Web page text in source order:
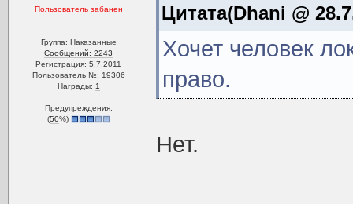
Пользователь забанен
Группа: Наказанные
Сообщений: 2243
Регистрация: 5.7.2011
Пользователь №: 19306
Награды: 1
Предупреждения:
(50%)
Цитата(Dhani @
Хочет человек
право.
Нет.